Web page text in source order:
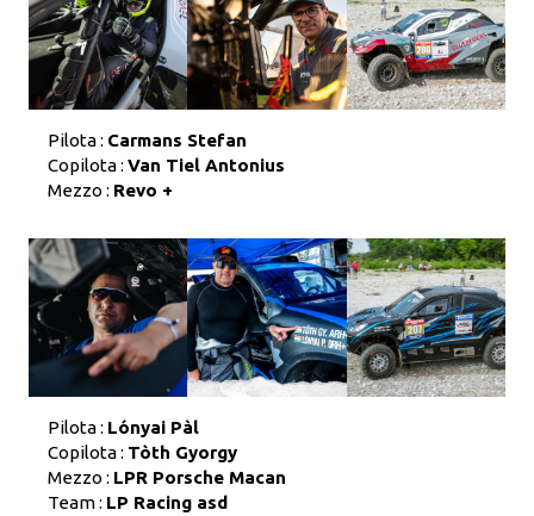
Pilota : Carmans Stefan
Copilota : Van Tiel Antonius
Mezzo : Revo +
Pilota : Lónyai Pàl
Copilota : Tòth Gyorgy
Mezzo : LPR Porsche Macan
Team : LP Racing asd